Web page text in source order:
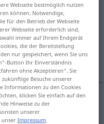
anklicken/antippen)
Webseite bestmöglich nutzen
können. Notwendige,
für den Betrieb der Webseite
Webseite erforderlich sind,
immer auf Ihrem Endgerät
die der Bereitstellung
nur gespeichert, wenn Sie uns
Button Ihr Einverständnis
ohne Akzeptieren“. Sie
Besuche unserer
Informationen zu den Cookies
klicken Sie einfach auf den
Hinweise zu der
unserer
unserImpressum.